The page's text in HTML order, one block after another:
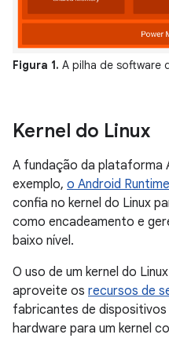
Figura 1. A pilha de software
Kernel do Linux
A fundação da plataforma
exemplo, o Android
confia no kernel do Linux
como encadeamento e
baixo nível.
O uso de um kernel do
aproveite os recursos de
fabricantes de
hardware para um kernel